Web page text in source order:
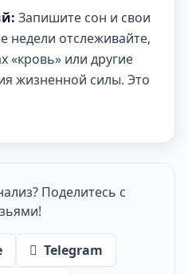
Запишите сон и свои
недели отслеживайте,
«кровь» или другие
жизненной силы. Это
Поделитесь с
Telegram